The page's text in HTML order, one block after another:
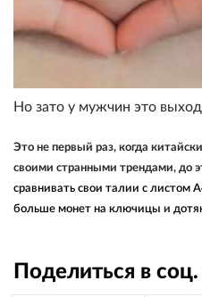
Но зато у мужчин это
Это не первый раз, когда
своими странными трендами, до
сравнивать свои талии с листом
больше монет на ключицы и
Поделиться в соц.